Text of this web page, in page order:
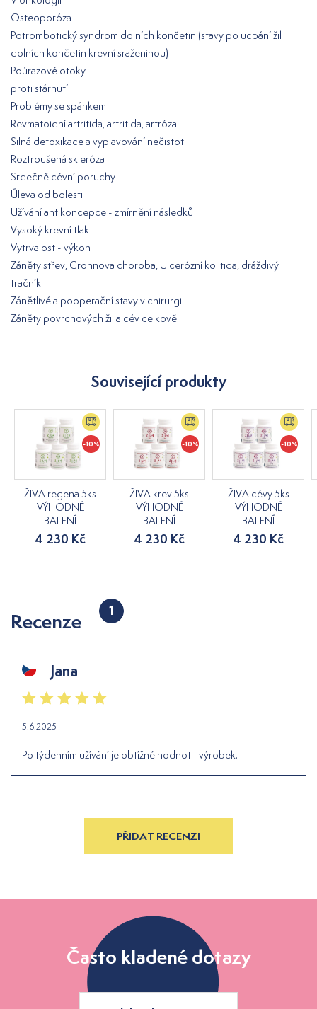
Osteoporóza
Potrombotický syndrom dolních končetin (stavy po ucpání žil
dolních končetin krevní sraženinou)
Poúrazové otoky
proti stárnutí
Problémy se spánkem
Revmatoidní artritida, artritida, artróza
Silná detoxikace a vyplavování nečistot
Roztroušená skleróza
Srdečně cévní poruchy
Úleva od bolesti
Užívání antikoncepce - zmírnění následků
Vysoký krevní tlak
Vytrvalost - výkon
Záněty střev, Crohnova choroba, Ulcerózní kolitida, dráždivý
tračník
Zánětlivé a pooperační stavy v chirurgii
Záněty povrchových žil a cév celkově
Související produkty
-10%
ŽIVA regena 5ks
VÝHODNÉ
BALENÍ
4 230 Kč
-10%
ŽIVA krev 5ks
VÝHODNÉ
BALENÍ
4 230 Kč
-10%
ŽIVA cévy 5ks
VÝHODNÉ
BALENÍ
4 230 Kč
Recenze 1
Jana
5.6.2025
Po týdenním užívání je obtížné hodnotit výrobek.
PŘIDAT RECENZI
Často kladené dotazy